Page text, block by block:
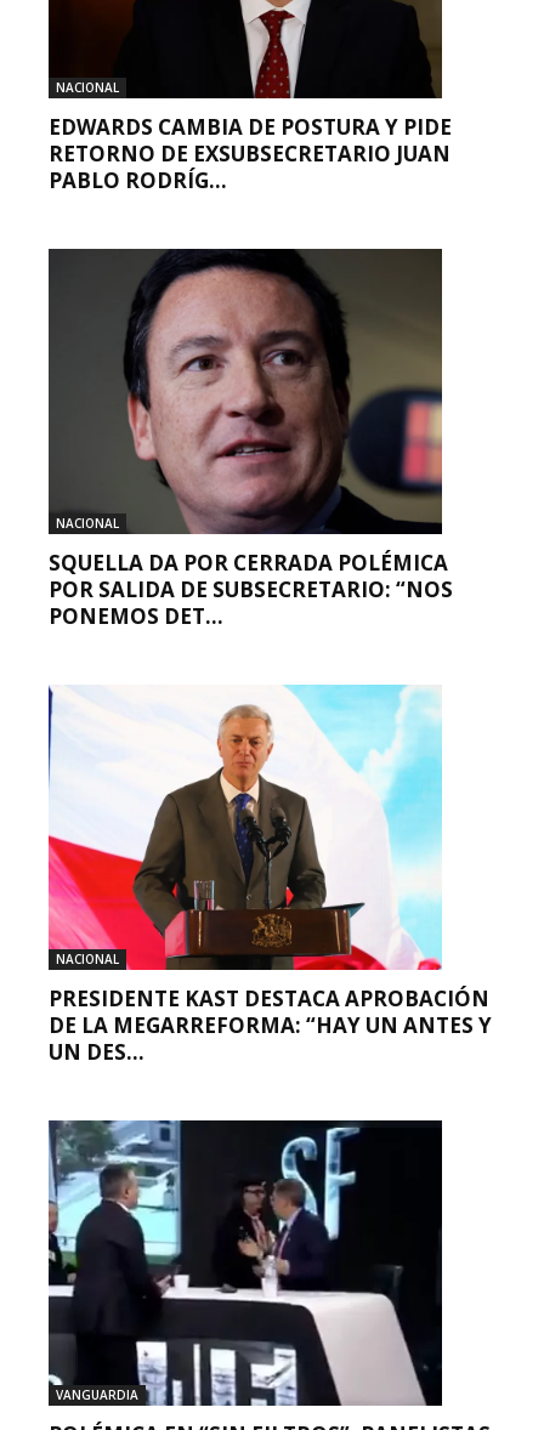
NACIONAL
EDWARDS CAMBIA DE POSTURA Y PIDE
RETORNO DE EXSUBSECRETARIO JUAN
PABLO RODRÍG...
NACIONAL
SQUELLA DA POR CERRADA POLÉMICA
POR SALIDA DE SUBSECRETARIO: “NOS
PONEMOS DET...
NACIONAL
PRESIDENTE KAST DESTACA APROBACIÓN
DE LA MEGARREFORMA: “HAY UN ANTES Y
UN DES...
VANGUARDIA